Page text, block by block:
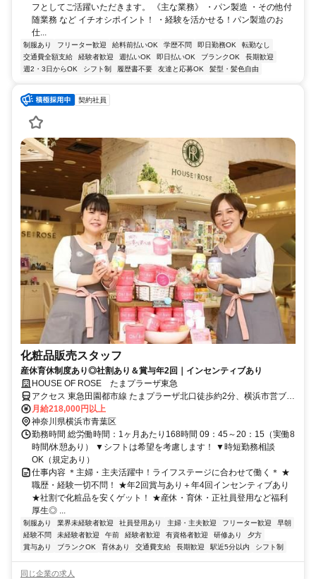
フとしてご活躍いただきます。 《主な業務》 ・パン製造 ・その他付
随業務 など イチオシポイント！ ・経験を活かせる！パン製造のお
仕...
制服あり フリーター歓迎 給料前払いOK 学歴不問 即日勤務OK
転勤なし
交通費全額支給
経験者歓迎 週払いOK 即日払いOK ブランクOK
長期歓迎
週2・3日からOK
シフト制 履歴書不要 友達と応募OK 髪型・髪色自由
契約社員
化粧品販売スタッフ
産休育休制度あり◎社割あり＆賞与年2回｜インセンティブあり
HOUSE OF ROSE たまプラーザ東急
アクセス 東急田園都市線 たまプラーザ北口徒歩約2分、横浜市営ブル
ーライン あざみ野3番口徒歩約20分、東急田園都市線 鷺沼北改札口
徒歩約21分 たまプラーザ(東急田園都市線)北口(約2分)
月給218,000円以上
神奈川県横浜市青葉区
勤務時間 総労働時間：1ヶ月あたり168時間 09：45～20：15（実働8
時間/休憩あり） ▼シフトは希望を考慮します！ ▼時短勤務相談
OK（規定あり）
仕事内容 ＊主婦・主夫活躍中！ライフステージに合わせて働く＊ ★
職歴・経験一切不問！ ★年2回賞与あり＋年4回インセンティブあり
★社割で化粧品を安くゲット！ ★産休・育休・正社員登用など福利
厚生◎ ...
制服あり 業界未経験者歓迎 社員登用あり 主婦・主夫歓迎 フリーター歓迎
早朝
経験不問
未経験者歓迎 午前 経験者歓迎 有資格者歓迎 研修あり
夕方
賞与あり
ブランクOK 育休あり 交通費支給 長期歓迎 駅近5分以内 シフト制
同じ企業の求人